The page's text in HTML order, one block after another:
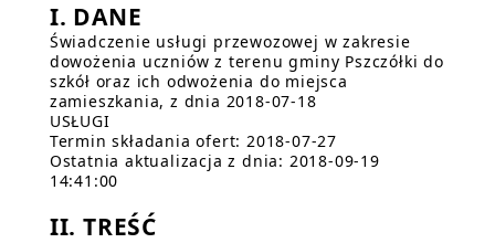
I. DANE
Świadczenie usługi przewozowej w zakresie
dowożenia uczniów z terenu gminy Pszczółki do
szkół oraz ich odwożenia do miejsca
zamieszkania, z dnia 2018-07-18
USŁUGI
Termin składania ofert: 2018-07-27
Ostatnia aktualizacja z dnia: 2018-09-19
14:41:00
II. TREŚĆ